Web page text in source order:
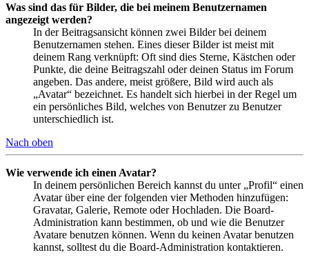
Was sind das für Bilder, die bei meinem Benutzernamen
angezeigt werden?
In der Beitragsansicht können zwei Bilder bei deinem
Benutzernamen stehen. Eines dieser Bilder ist meist mit
deinem Rang verknüpft: Oft sind dies Sterne, Kästchen oder
Punkte, die deine Beitragszahl oder deinen Status im Forum
angeben. Das andere, meist größere, Bild wird auch als
„Avatar“ bezeichnet. Es handelt sich hierbei in der Regel um
ein persönliches Bild, welches von Benutzer zu Benutzer
unterschiedlich ist.
Nach oben
Wie verwende ich einen Avatar?
In deinem persönlichen Bereich kannst du unter „Profil“ einen
Avatar über eine der folgenden vier Methoden hinzufügen:
Gravatar, Galerie, Remote oder Hochladen. Die Board-
Administration kann bestimmen, ob und wie die Benutzer
Avatare benutzen können. Wenn du keinen Avatar benutzen
kannst, solltest du die Board-Administration kontaktieren.